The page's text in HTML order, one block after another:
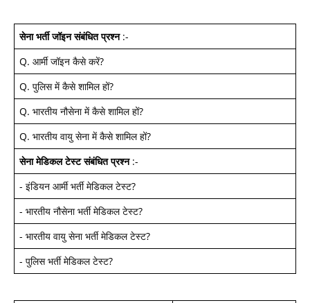
सेना भर्ती जॉइन संबंधित प्रश्न:-
Q. आर्मी जॉइन कैसे करें?
Q. पुलिस में कैसे शामिल हों?
Q. भारतीय नौसेना में कैसे शामिल हों?
Q. भारतीय वायु सेना में कैसे शामिल हों?
सेना मेडिकल टेस्ट संबंधित प्रश्न:-
- इंडियन आर्मी भर्ती मेडिकल टेस्ट?
- भारतीय नौसेना भर्ती मेडिकल टेस्ट?
- भारतीय वायु सेना भर्ती मेडिकल टेस्ट?
- पुलिस भर्ती मेडिकल टेस्ट?